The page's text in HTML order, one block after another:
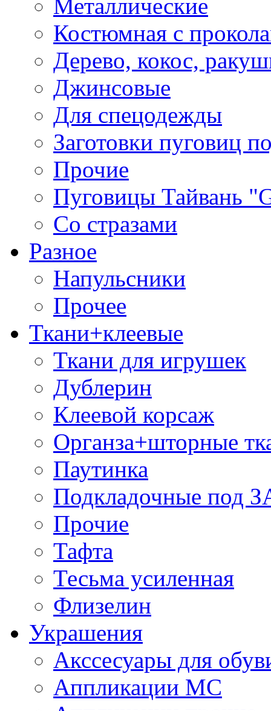
Металлические
Костюмная с
Дерево, кокос,
Джинсовые
Для спецодежды
Заготовки пуговиц
Прочие
Пуговицы Тайвань
Со стразами
Разное
Напульсники
Прочее
Ткани+клеевые
Ткани для игрушек
Дублерин
Клеевой корсаж
Органза+шторные
Паутинка
Подкладочные под
Прочие
Тафта
Тесьма усиленная
Флизелин
Украшения
Акссесуары для
Аппликации МС